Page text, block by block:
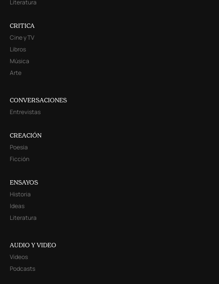
Literatura
CRITICA
Cine y TV
Libros
Música
Arte
CONVERSACIONES
Entrevistas
CREACIÓN
Poesía
Ficción
ENSAYOS
Historia
Ideas
Literatura
AUDIO Y VIDEO
Videos
Podcasts